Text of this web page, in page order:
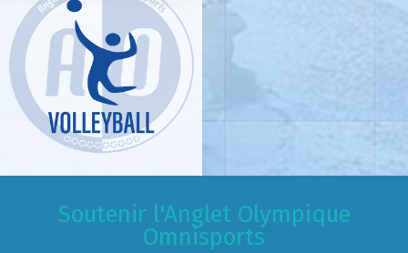
Soutenir l'Anglet Olympique
Omnisports